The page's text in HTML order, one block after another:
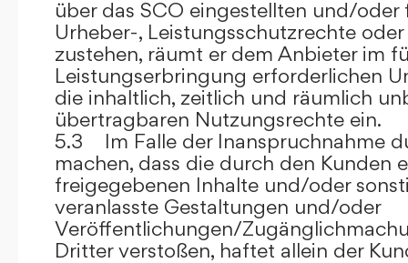
über das SCO eingestellten und/
Urheber-, Leistungsschutzrechte
zustehen, räumt er dem Anbieter im
Leistungserbringung erforderlichen
die inhaltlich, zeitlich und räumlich
übertragbaren Nutzungsrechte ein.
5.3 Im Falle der Inanspruchnahme
machen, dass die durch den Kunden
freigegebenen Inhalte und/oder
veranlasste Gestaltungen und/oder
Veröffentlichungen/
Dritter verstoßen, haftet allein der